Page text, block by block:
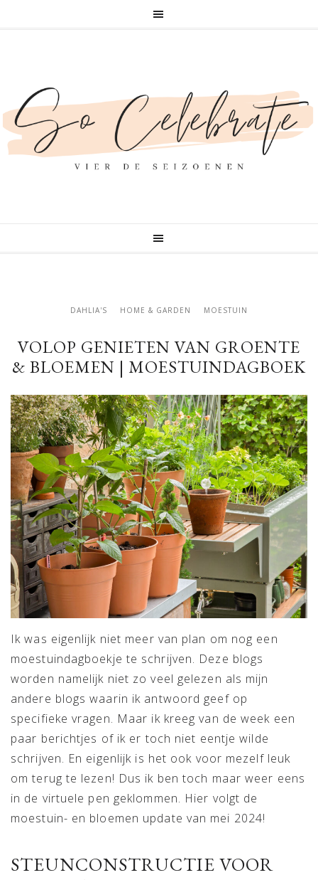
DAHLIA'S HOME & GARDEN MOESTUIN
VOLOP GENIETEN VAN GROENTE
& BLOEMEN | MOESTUINDAGBOEK
Ik was eigenlijk niet meer van plan om nog een
moestuindagboekje te schrijven. Deze blogs
worden namelijk niet zo veel gelezen als mijn
andere blogs waarin ik antwoord geef op
specifieke vragen. Maar ik kreeg van de week een
paar berichtjes of ik er toch niet eentje wilde
schrijven. En eigenlijk is het ook voor mezelf leuk
om terug te lezen! Dus ik ben toch maar weer eens
in de virtuele pen geklommen. Hier volgt de
moestuin- en bloemen update van mei 2024!
STEUNCONSTRUCTIE VOOR